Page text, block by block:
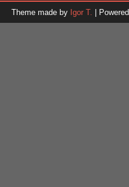
Theme made by Igor T. |